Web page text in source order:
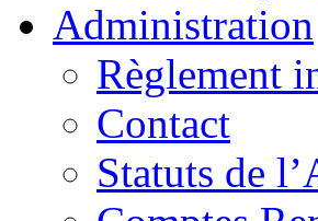
Administration
Règlement
Contact
Statuts de